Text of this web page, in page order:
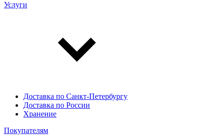
Услуги
Доставка по Санкт-Петербургу
Доставка по России
Хранение
Покупателям